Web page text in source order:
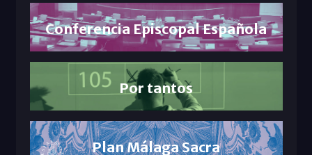
Conferencia Episcopal Española
Por tantos
Plan Málaga Sacra